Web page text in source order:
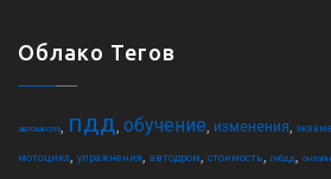
Облако Тегов
автошкола, пдд, обучение, изменения,
мотоцикл, упражнения, автодром, стоимость, гибдд, онлайн